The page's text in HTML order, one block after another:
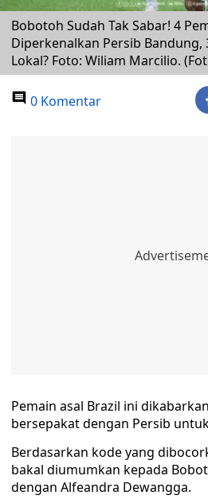
Bobotoh Sudah Tak Sabar! 4
Diperkenalkan Persib Bandung,
Lokal? Foto: Wiliam Marcilio.
0 Komentar
Pemain asal Brazil ini
bersepakat dengan Persib
Berdasarkan kode yang
bakal diumumkan kepada
dengan Alfeandra Dewangga.